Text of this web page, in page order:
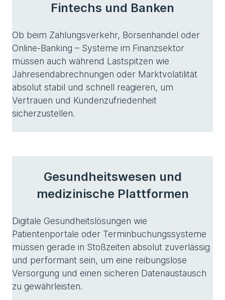
Fintechs und Banken
Ob beim Zahlungsverkehr, Börsenhandel oder
Online-Banking – Systeme im Finanzsektor
müssen auch während Lastspitzen wie
Jahresendabrechnungen oder Marktvolatilität
absolut stabil und schnell reagieren, um
Vertrauen und Kundenzufriedenheit
sicherzustellen.
Gesundheitswesen und
medizinische Plattformen
Digitale Gesundheitslösungen wie
Patientenportale oder Terminbuchungssysteme
müssen gerade in Stoßzeiten absolut zuverlässig
und performant sein, um eine reibungslose
Versorgung und einen sicheren Datenaustausch
zu gewährleisten.